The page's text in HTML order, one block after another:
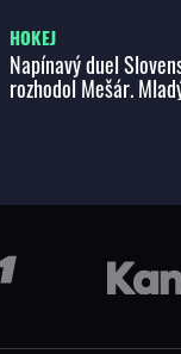
HOKEJ
Napínavý duel
rozhodol Mešár.